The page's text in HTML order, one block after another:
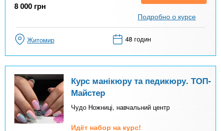
8 000 грн
Подробно о курсе
Житомир 48 годин
Курс манікюру та педикюру. ТОП-
Майстер
Чудо Ножниці, навчальний центр
Идёт набор на курс!